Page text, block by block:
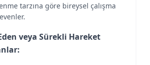
tarzına göre bireysel çalışma
veya Sürekli Hareket